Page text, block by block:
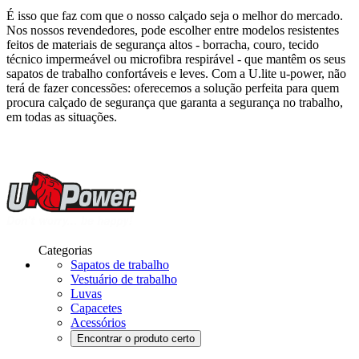
É isso que faz com que o nosso calçado seja o melhor do mercado.
Nos nossos revendedores, pode escolher entre modelos resistentes
feitos de materiais de segurança altos - borracha, couro, tecido
técnico impermeável ou microfibra respirável - que mantêm os seus
sapatos de trabalho confortáveis e leves. Com a U.lite u-power, não
terá de fazer concessões: oferecemos a solução perfeita para quem
procura calçado de segurança que garanta a segurança no trabalho,
em todas as situações.
Categorias
Sapatos de trabalho
Vestuário de trabalho
Luvas
Capacetes
Acessórios
Encontrar o produto certo